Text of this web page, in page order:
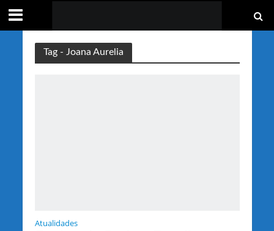
Tag - Joana Aurelia
Atualidades